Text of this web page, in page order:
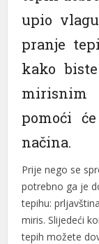
upio
pranje
kako
mirisnim
pomoći
načina.
Prije nego se
potrebno ga je
tepihu:
miris. Slijedeći
tepih možete